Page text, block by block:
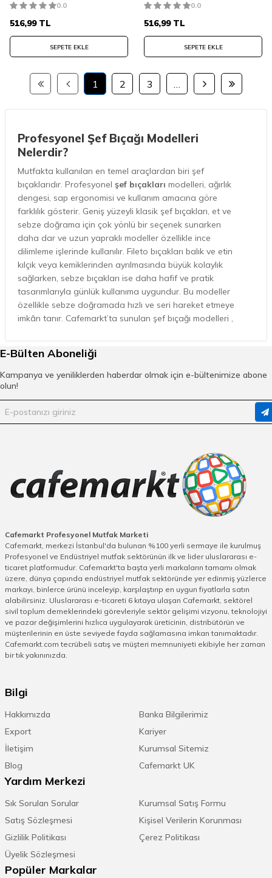
0.0
516,99TL
SEPETE EKLE
0.0
516,99TL
SEPETE EKLE
1 2 3
Profesyonel Şef Bıçağı Modelleri
Nelerdir?
Mutfakta kullanılan en temel araçlardan biri şef
bıçaklarıdır. Profesyonel şef bıçakları modelleri, ağırlık
dengesi, sap ergonomisi ve kullanım amacına göre
farklılık gösterir. Geniş yüzeyli klasik şef bıçakları, et ve
sebze doğrama için çok yönlü bir seçenek sunarken
daha dar ve uzun yapraklı modeller özellikle ince
dilimleme işlerinde kullanılır. Fileto bıçakları balık ve etin
kılçık veya kemiklerinden ayrılmasında büyük kolaylık
sağlarken, sebze bıçakları ise daha hafif ve pratik
tasarımlarıyla günlük kullanıma uygundur. Bu modeller
özellikle sebze doğramada hızlı ve seri hareket etmeye
imkân tanır. Cafemarkt’ta sunulan şef bıçağı modelleri ,
büyük boy bıçaklardan, ev kullanıcılarının pratik olarak
tercih ettiği çok yönlü bıçaklara kadar geniş seçenekler
koruyan sağlam çelik yapılarıdır. Bıçakların tasarımında
görsellik ve işlevsellik ön plandadır. Kimi modeller modern
sap tasarımlarıyla öne çıkarken, kimileri geleneksel
Kullanıcı dostu yapıları sayesinde usta şefler ya da
yemek yapmayı seven amatörler için uygun çözümler
sunar.
Şef Bıçağı Malzeme Kalitesi ve Paslanmaz
Bir şef bıçağının en önemli özelliği, üretildiği malzemedir.
Kaliteli malzeme seçimi bıçağın keskinliğini, dayanıklılığını
ve hijyen özelliklerini doğrudan etkiler. Şef bıçaklarında
en sık kullanılan malzeme paslanmaz çeliktir. Paslanmaz
çelik, yüksek sertliği sayesinde uzun süre bileme ihtiyacı
olmadan keskinliğini korur. Nem ve ısıya karşı dirençli
yapısı sayesinde paslanma ve deformasyona karşı
dayanıklıdır. Bu özellik, profesyonel mutfaklarda
bıçakların yoğun kullanıldığı ortamlarda büyük avantaj
sağlar. Sap malzemeleri de bıçak kalitesinin önemli bir
Kompozit ve plastik saplar ise kaymaz özellikleri ile öne
kavrama sağlar. Kaliteli bıçaklarda sap ve bıçak
arasındaki birleşim noktası özenle tasarlanır. Bu,
kullanım kolaylığı ve dayanıklılık açısından önemlidir.
Cafemarkt’ta yer alan paslanmaz çelik şef bıçakları,
malzeme kalitesinden ödün vermeden uzun yıllar
güvenle kullanılabilecek ürünlerdir.
Şef Bıçağı Kesme Performansı ve Uç
Dayanıklılığı Nasıldır?
Bir şef bıçağının en çok aranan özelliği yüksek kesme
performansıdır. Keskin bıçak yüzeyi, malzemeleri
parçalamadan, ezmeden ve şekillerini bozmadan keser.
E-Bülten Aboneliği
Kampanya ve yeniliklerden haberdar olmak için e-bültenimize abone
olun!
Cafemarkt Profesyonel Mutfak Marketi
Cafemarkt, merkezi İstanbul'da bulunan %100 yerli sermaye ile kurulmuş
Profesyonel ve Endüstriyel mutfak sektörünün ilk ve lider uluslararası e-
ticaret platformudur. Cafemarkt'ta başta yerli markaların tamamı olmak
üzere, dünya çapında endüstriyel mutfak sektöründe yer edinmiş yüzlerce
markayı, binlerce ürünü inceleyip, karşılaştırıp en uygun fiyatlarla satın
alabilirsiniz. Uluslararası e-ticareti 6 kıtaya ulaşan Cafemarkt, sektörel
sivil toplum derneklerindeki görevleriyle sektör gelişimi vizyonu, teknolojiyi
ve pazar değişimlerini hızlıca uygulayarak üreticinin, distribütörün ve
müşterilerinin en üste seviyede fayda sağlamasına imkan tanımaktadır.
Cafemarkt.com tecrübeli satış ve müşteri memnuniyeti ekibiyle her zaman
bir tık yakınınızda.
Bilgi
Hakkımızda
Banka Bilgilerimiz
Export
Kariyer
İletişim
Kurumsal Sitemiz
Blog
Cafemarkt UK
Yardım Merkezi
Sık Sorulan Sorular
Kurumsal Satış Formu
Satış Sözleşmesi
Kişisel Verilerin Korunması
Gizlilik Politikası
Çerez Politikası
Üyelik Sözleşmesi
Popüler Markalar